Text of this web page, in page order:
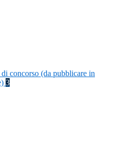
concorso (da pubblicare in
3